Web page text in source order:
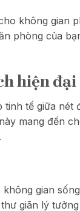
không gian
phòng của
hiện
tế giữa
mang đến
gian
giãn lý